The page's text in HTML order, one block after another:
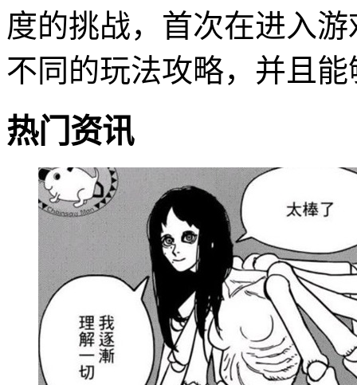
度的挑战，首次在进入
不同的玩法攻略，并且
热门资讯